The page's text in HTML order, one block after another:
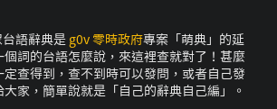
語辭典是 g0v 零時政府專案「萌典」的延
詞的台語怎麼說，來這裡查就對了！甚麼
查得到，查不到時可以發問，或者自己發
家，簡單說就是「自己的辭典自己編」。